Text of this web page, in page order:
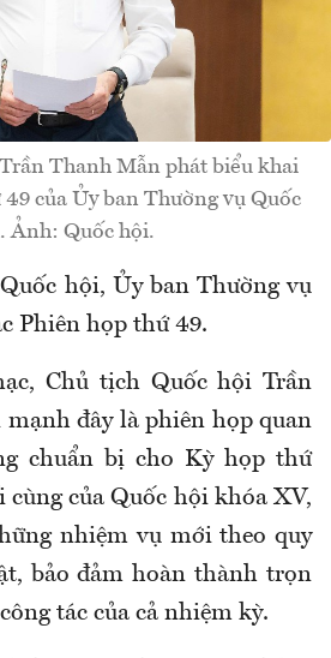
Thanh Mẫn phát biểu khai
của Ủy ban Thường vụ Quốc
Ảnh: Quốc hội.
hội, Ủy ban Thường vụ
Phiên họp thứ 49.
Chủ tịch Quốc hội Trần
đây là phiên họp quan
chuẩn bị cho Kỳ họp thứ
của Quốc hội khóa XV,
nhiệm vụ mới theo quy
bảo đảm hoàn thành trọn
tác của cả nhiệm kỳ.